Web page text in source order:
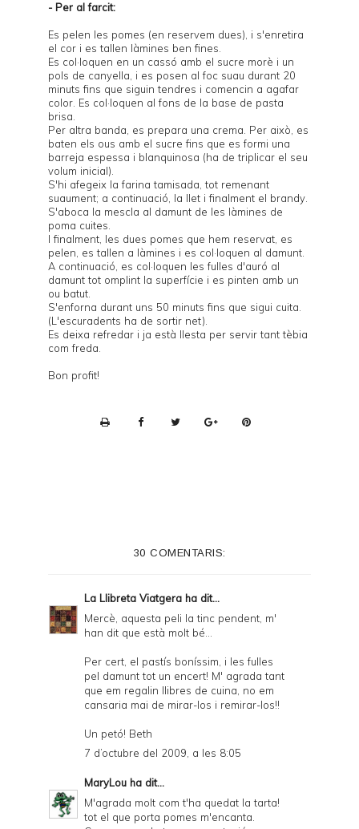
- Per al farcit:
Es pelen les pomes (en reservem dues), i s'enretira
el cor i es tallen làmines ben fines.
Es col·loquen en un cassó amb el sucre morè i un
pols de canyella, i es posen al foc suau durant 20
minuts fins que siguin tendres i comencin a agafar
color. Es col·loquen al fons de la base de pasta
brisa.
Per altra banda, es prepara una crema. Per això, es
baten els ous amb el sucre fins que es formi una
barreja espessa i blanquinosa (ha de triplicar el seu
volum inicial).
S'hi afegeix la farina tamisada, tot remenant
suaument; a continuació, la llet i finalment el brandy.
S'aboca la mescla al damunt de les làmines de
poma cuites.
I finalment, les dues pomes que hem reservat, es
pelen, es tallen a làmines i es col·loquen al damunt.
A continuació, es col·loquen les fulles d'auró al
damunt tot omplint la superfície i es pinten amb un
ou batut.
S'enforna durant uns 50 minuts fins que sigui cuita.
(L'escuradents ha de sortir net).
Es deixa refredar i ja està llesta per servir tant tèbia
com freda.
Bon profit!
i
n
d
l
y
a
n
30 COMENTARIS:
La Llibreta Viatgera ha dit...
Mercè, aquesta peli la tinc pendent, m'
han dit que està molt bé...
Per cert, el pastís boníssim, i les fulles
pel damunt tot un encert! M' agrada tant
que em regalin llibres de cuina, no em
cansaria mai de mirar-los i remirar-los!!
Un petó! Beth
7 d’octubre del 2009, a les 8:05
MaryLou ha dit...
M'agrada molt com t'ha quedat la tarta!
tot el que porta pomes m'encanta.